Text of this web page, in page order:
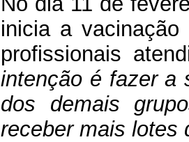
inicia a
profissionais
intenção é fazer a
dos demais
receber mais lotes